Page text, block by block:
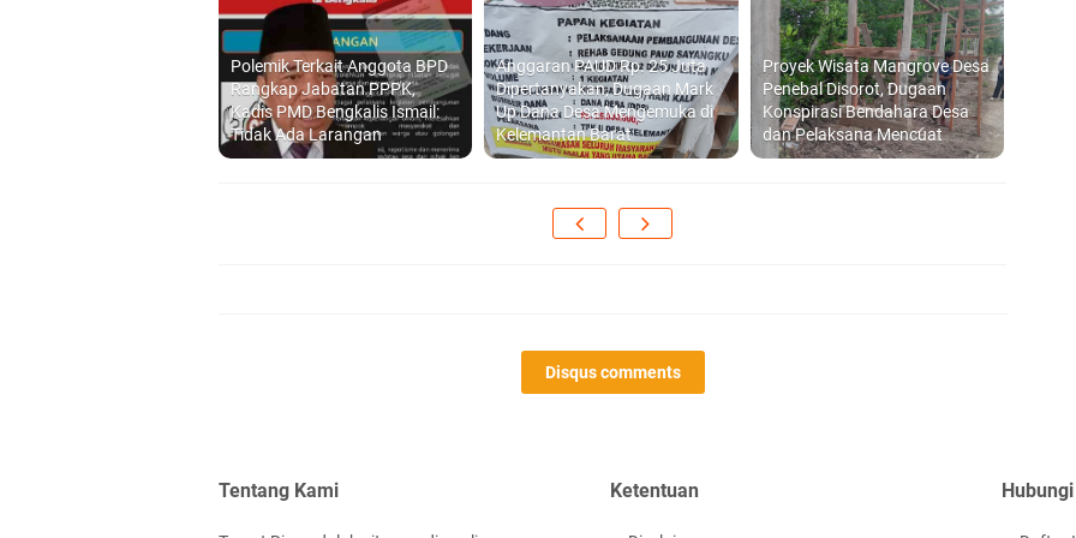
Polemik Terkait Anggota BPD
Rangkap Jabatan PPPK,
Kadis PMD Bengkalis Ismail:
Tidak Ada Larangan
Anggaran PAUD Rp. 25 Juta
Dipertanyakan, Dugaan Mark
Up Dana Desa Mengemuka di
Kelemantan Barat
Proyek Wisata Mangrove Desa
Penebal Disorot, Dugaan
Konspirasi Bendahara Desa
dan Pelaksana Mencuat
Disqus comments
Tentang Kami Ketentuan